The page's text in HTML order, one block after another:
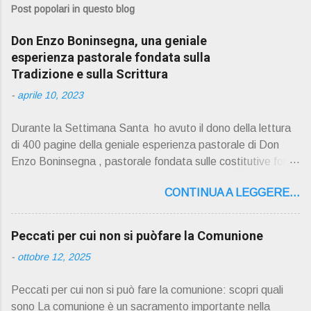
Post popolari in questo blog
Don Enzo Boninsegna, una geniale
esperienza pastorale fondata sulla
Tradizione e sulla Scrittura
- aprile 10, 2023
Durante la Settimana Santa ho avuto il dono della lettura
di 400 pagine della geniale esperienza pastorale di Don
Enzo Boninsegna , pastorale fondata sulle costitutive fon ti
Dio giunta in continuit à ecclesiale a noi per mezzo di Gesù,
degli Apostoli e dei loro successori . Io don Gino Oliosi v
orrei contribuire ad una lettura non pregiudiziale su don
Enzo Boninsegna . Per gli ultimi tempi di vita l'ho scelto
come Confessore. Del suo volume " ERO "CURATO" …
D on Enzo Boninsegna , per ordinazioni Via San Giovanni
CONTINUA A LEGGERE...
Peccati per cui non si puòfare la Comunione
- ottobre 12, 2025
Peccati per cui non si può fare la comunione: scopri quali
sono La comunione è un sacramento importante nella